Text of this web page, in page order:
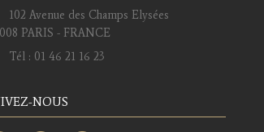
102 Avenue des Champs Elysées
PARIS - FRANCE
Tél : 01 46 21 16 23
NOUS